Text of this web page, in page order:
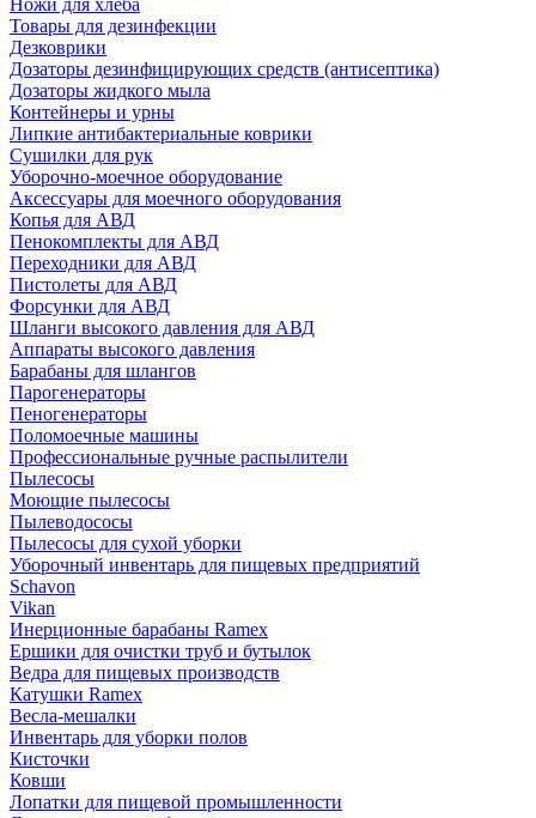
Ножи для хлеба
Товары для дезинфекции
Дезковрики
Дозаторы дезинфицирующих средств (антисептика)
Дозаторы жидкого мыла
Контейнеры и урны
Липкие антибактериальные коврики
Сушилки для рук
Уборочно-моечное оборудование
Аксессуары для моечного оборудования
Копья для АВД
Пенокомплекты для АВД
Переходники для АВД
Пистолеты для АВД
Форсунки для АВД
Шланги высокого давления для АВД
Аппараты высокого давления
Барабаны для шлангов
Парогенераторы
Пеногенераторы
Поломоечные машины
Профессиональные ручные распылители
Пылесосы
Моющие пылесосы
Пылеводососы
Пылесосы для сухой уборки
Уборочный инвентарь для пищевых предприятий
Schavon
Vikan
Инерционные барабаны Ramex
Ершики для очистки труб и бутылок
Ведра для пищевых производств
Катушки Ramex
Весла-мешалки
Инвентарь для уборки полов
Кисточки
Ковши
Лопатки для пищевой промышленности